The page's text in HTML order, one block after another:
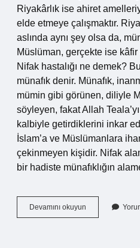
Riyakârlık ise ahiret
elde etmeye çalışmaktır.
aslında aynı şey olsa da,
Müslüman, gerçekte ise
Nifak hastalığı ne demek?
münafık denir. Münafık,
mümin gibi görünen, diliyle
söyleyen, fakat Allah
kalbiyle getirdiklerini inkar
İslam’a ve Müslümanlara
çekinmeyen kişidir. Nifak
bir hadiste münafıklığın
Devamını okuyun
Nifak